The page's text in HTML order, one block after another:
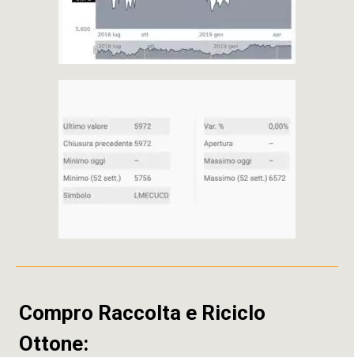
Compro Raccolta e Riciclo
Ottone: